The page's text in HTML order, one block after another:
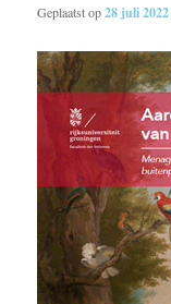
Geplaatst op28 juli 2022